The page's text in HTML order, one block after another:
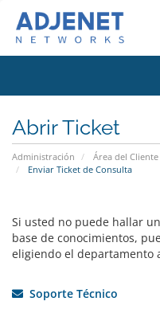
Abrir Ticket
Administración Área del Cliente
Enviar Ticket de Consulta
Si usted no puede hallar
base de conocimientos,
eligiendo el departamento
Soporte Técnico